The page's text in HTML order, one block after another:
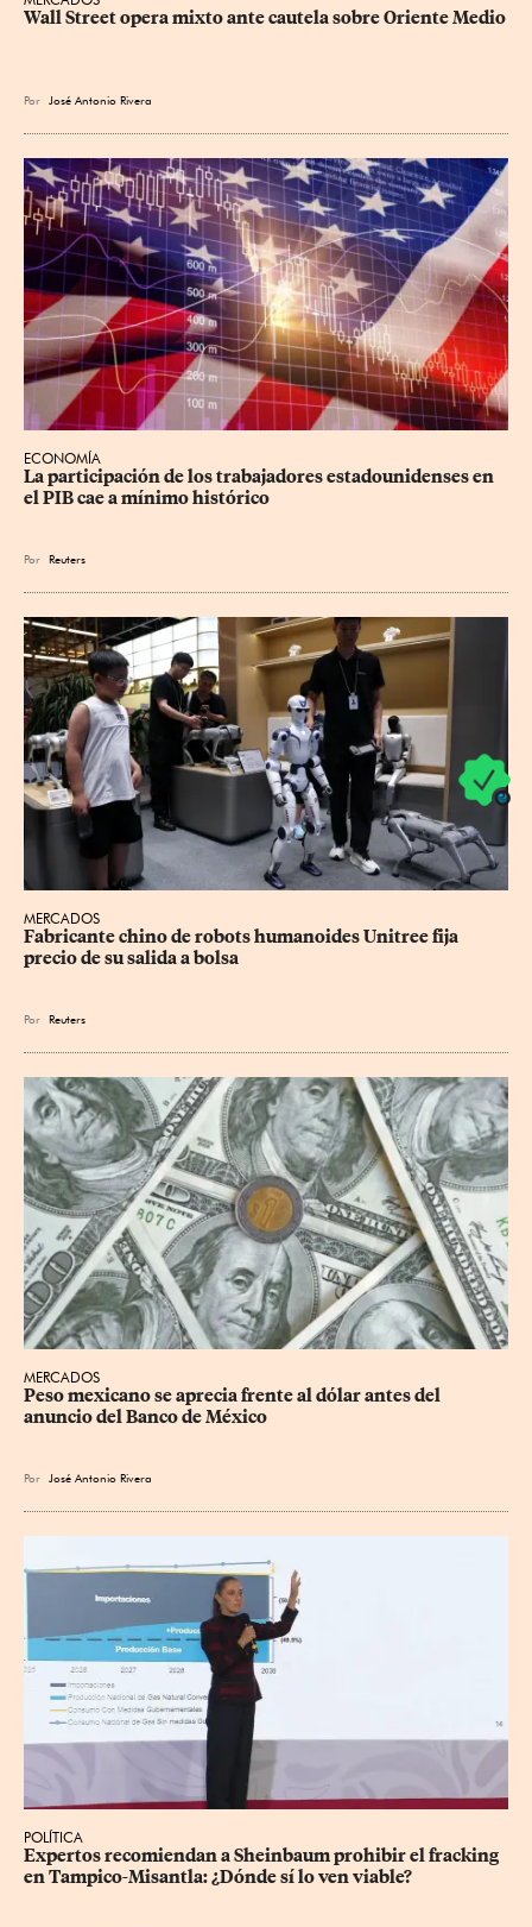
Wall Street opera mixto ante cautela sobre Oriente Medio
Por José Antonio Rivera
ECONOMÍA
La participación de los trabajadores estadounidenses en
el PIB cae a mínimo histórico
Por Reuters
MERCADOS
Fabricante chino de robots humanoides Unitree fija
precio de su salida a bolsa
Por Reuters
MERCADOS
Peso mexicano se aprecia frente al dólar antes del
anuncio del Banco de México
Por José Antonio Rivera
POLÍTICA
Expertos recomiendan a Sheinbaum prohibir el fracking
en Tampico-Misantla: ¿Dónde sí lo ven viable?